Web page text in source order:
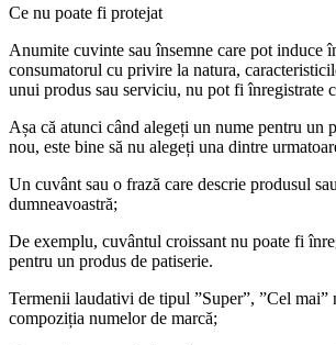
Ce nu poate fi protejat
Anumite cuvinte sau însemne care pot induce
consumatorul cu privire la natura,
unui produs sau serviciu, nu pot fi înregistrate
Așa că atunci când alegeți un nume pentru un
nou, este bine să nu alegeți una dintre
Un cuvânt sau o frază care descrie produsul
dumneavoastră;
De exemplu, cuvântul croissant nu poate fi
pentru un produs de patiserie.
Termenii laudativi de tipul ”Super”, ”Cel mai”
compoziția numelor de marcă;